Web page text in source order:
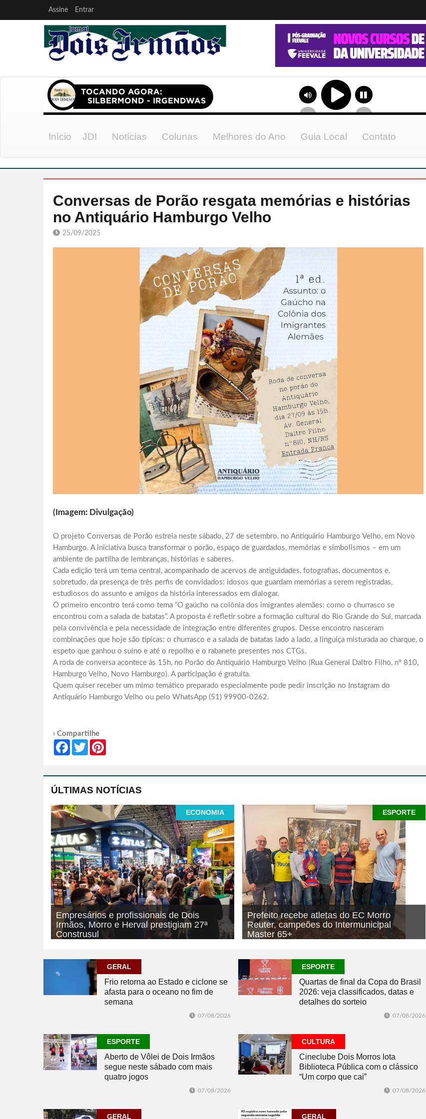
Assine Entrar
Início JDI Notícias Colunas Melhores do Ano Guia Local Contato
Conversas de Porão resgata memórias e histórias
no Antiquário Hamburgo Velho
25/09/2025
(Imagem: Divulgação)
O projeto Conversas de Porão estreia neste sábado, 27 de setembro, no Antiquário Hamburgo Velho, em Novo
Hamburgo. A iniciativa busca transformar o porão, espaço de guardados, memórias e simbolismos – em um
ambiente de partilha de lembranças, histórias e saberes.
Cada edição terá um tema central, acompanhado de acervos de antiguidades, fotografias, documentos e,
sobretudo, da presença de três perfis de convidados: idosos que guardam memórias a serem registradas,
estudiosos do assunto e amigos da história interessados em dialogar.
O primeiro encontro terá como tema “O gaúcho na colônia dos imigrantes alemães: como o churrasco se
encontrou com a salada de batatas”. A proposta é refletir sobre a formação cultural do Rio Grande do Sul, marcada
pela convivência e pela necessidade de integração entre diferentes grupos. Desse encontro nasceram
combinações que hoje são típicas: o churrasco e a salada de batatas lado a lado, a linguiça misturada ao charque, o
espeto que ganhou o suíno e até o repolho e o rabanete presentes nos CTGs.
A roda de conversa acontece às 15h, no Porão do Antiquário Hamburgo Velho (Rua General Daltro Filho, nº 810,
Hamburgo Velho, Novo Hamburgo). A participação é gratuita.
Quem quiser receber um mimo temático preparado especialmente pode pedir inscrição no Instagram do
Antiquário Hamburgo Velho ou pelo WhatsApp (51) 99900-0262.
› Compartilhe
FacebookTwitter
ÚLTIMAS NOTÍCIAS
ECONOMIA
Empresários e profissionais de Dois
Irmãos, Morro e Herval prestigiam 27ª
Construsul
ESPORTE
Prefeito recebe atletas do EC Morro
Reuter, campeões do Intermunicipal
Master 65+
GERAL
Frio retorna ao Estado e ciclone se
afasta para o oceano no fim de
semana
07/08/2026
ESPORTE
Quartas de final da Copa do Brasil
2026: veja classificados, datas e
detalhes do sorteio
07/08/2026
ESPORTE
Aberto de Vôlei de Dois Irmãos
segue neste sábado com mais
quatro jogos
07/08/2026
CULTURA
Cineclube Dois Morros lota
Biblioteca Pública com o clássico
“Um corpo que cai”
07/08/2026
GERAL GERAL